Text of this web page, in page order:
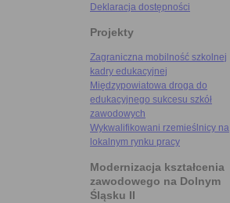
Deklaracja dostępności
Projekty
Zagraniczna mobilność szkolnej
kadry edukacyjnej
Międzypowiatowa droga do
edukacyjnego sukcesu szkół
zawodowych
Wykwalifikowani rzemieślnicy na
lokalnym rynku pracy
Modernizacja kształcenia
zawodowego na Dolnym
Śląsku II